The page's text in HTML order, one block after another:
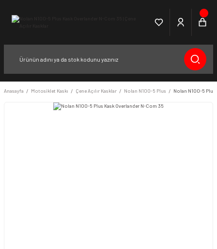
Anasayfa Motosiklet Kaskı Çene Açılır Kasklar Nolan N100-5 Plus Nolan N100-5 Plus